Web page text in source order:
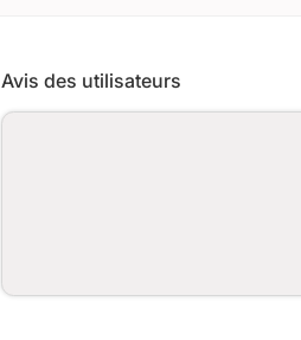
Avis des utilisateurs